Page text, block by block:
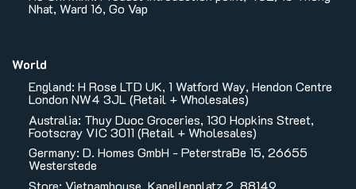
Nhat, Ward 16, Go Vap
World
England: H Rose LTD UK, 1 Watford Way, Hendon Centre
London NW4 3JL (Retail + Wholesales)
Australia: Thuy Duoc Groceries, 130 Hopkins Street,
Footscray VIC 3011 (Retail + Wholesales)
Germany: D. Homes GmbH - PeterstraBe 15, 26655
Westerstede
Store: Vietnamhouse, Kapellenplatz 2, 88149